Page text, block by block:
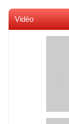
Vidéo